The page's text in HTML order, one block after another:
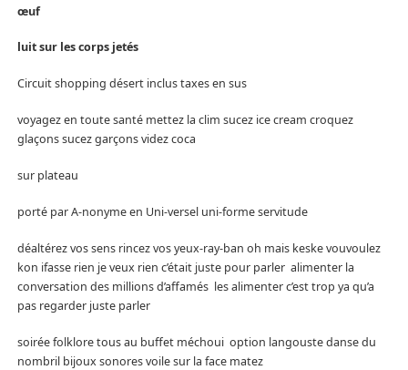
œuf
luit sur les corps jetés
Circuit shopping désert inclus taxes en sus
voyagez en toute santé mettez la clim sucez ice cream croquez
glaçons sucez garçons videz coca
sur plateau
porté par A-nonyme en Uni-versel uni-forme servitude
déaltérez vos sens rincez vos yeux-ray-ban oh mais keske vouvoulez
kon ifasse rien je veux rien c’était juste pour parler alimenter la
conversation des millions d’affamés les alimenter c’est trop ya qu’a
pas regarder juste parler
soirée folklore tous au buffet méchoui option langouste danse du
nombril bijoux sonores voile sur la face matez